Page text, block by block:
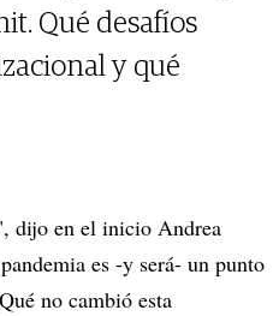
Qué desafíos
y qué
dijo en el inicio Andrea
es -y será- un punto
no cambió esta